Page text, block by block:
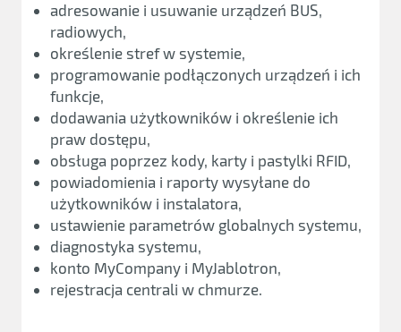
adresowanie i usuwanie urządzeń BUS,
radiowych,
określenie stref w systemie,
programowanie podłączonych urządzeń i ich
funkcje,
dodawania użytkowników i określenie ich
praw dostępu,
obsługa poprzez kody, karty i pastylki RFID,
powiadomienia i raporty wysyłane do
użytkowników i instalatora,
ustawienie parametrów globalnych systemu,
diagnostyka systemu,
konto MyCompany i MyJablotron,
rejestracja centrali w chmurze.